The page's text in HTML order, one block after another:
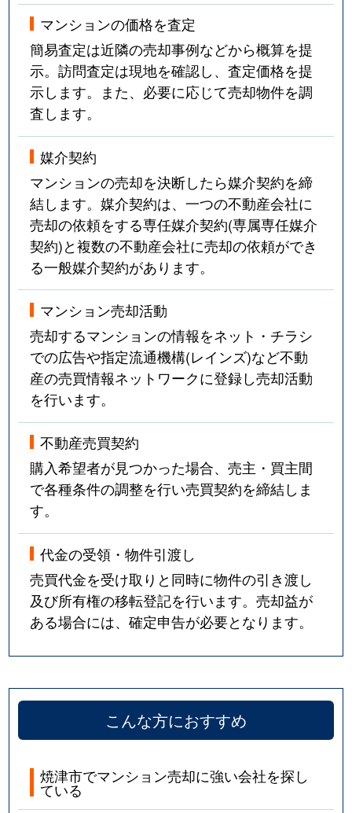
マンションの価格を査定
簡易査定は近隣の売却事例などから概算を提
示。訪問査定は現地を確認し、査定価格を提
示します。また、必要に応じて売却物件を調
査します。
媒介契約
マンションの売却を決断したら媒介契約を締
結します。媒介契約は、一つの不動産会社に
売却の依頼をする専任媒介契約(専属専任媒介
契約)と複数の不動産会社に売却の依頼ができ
る一般媒介契約があります。
マンション売却活動
売却するマンションの情報をネット・チラシ
での広告や指定流通機構(レインズ)など不動
産の売買情報ネットワークに登録し売却活動
を行います。
不動産売買契約
購入希望者が見つかった場合、売主・買主間
で各種条件の調整を行い売買契約を締結しま
す。
代金の受領・物件引渡し
売買代金を受け取りと同時に物件の引き渡し
及び所有権の移転登記を行います。売却益が
ある場合には、確定申告が必要となります。
こんな方におすすめ
焼津市でマンション売却に強い会社を探し
ている